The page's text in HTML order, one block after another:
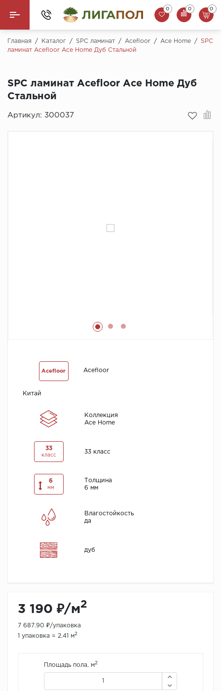
Назад
Кварцвинил (LVT)
0 0 0
Главная / Каталог / SPC ламинат / Acefloor / Ace Home /
SPC
ламинат Acefloor Ace Home Дуб Стальной
SPC ламинат Acefloor Ace Home Дуб
Стальной
Артикул: 300037
Acefloor Acefloor
Китай
Коллекция
Ace Home
33
класс
33 класс
6
мм
Толщина
6 мм
Влагостойкость
да
дуб
3 190 ₽/м2
7 687.90 ₽/упаковка
1 упаковка = 2.41 м2
Площадь пола, м2